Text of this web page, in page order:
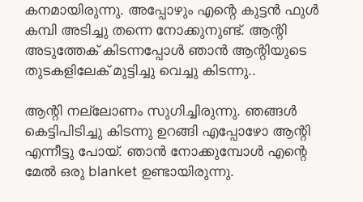
കനമായിരുന്നു. അപ്പോഴും എന്റെ കുട്ടൻ ഫുൾ
കമ്പി അടിച്ചു തന്നെ നോക്കുനുണ്ട്. ആന്റി
അടുത്തേക് കിടന്നപ്പോൾ ഞാൻ ആന്റിയുടെ
തുടകളിലേക് മുട്ടിച്ചു വെച്ചു കിടന്നു..
ആന്റി നല്ലോണം സുഗിച്ചിരുന്നു. ഞങ്ങൾ
കെട്ടിപിടിച്ചു കിടന്നു ഉറങ്ങി എപ്പോഴോ ആന്റി
എന്നീട്ടു പോയ്‌. ഞാൻ നോക്കുമ്പോൾ എന്റെ
മേൽ ഒരു blanket ഉണ്ടായിരുന്നു.